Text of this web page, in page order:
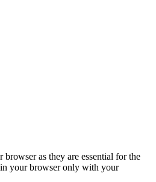
as they are essential for the
in your browser only with your